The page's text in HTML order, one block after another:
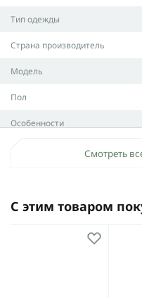
Тип одежды
Страна производитель
Модель
Пол
Особенности
Размер
Смотреть
С этим товаром